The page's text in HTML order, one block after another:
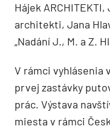
Hájek
architekti, Jana
„Nadání J., M. a Z.
V rámci vyhlásenia
prvej zastávky
prác. Výstava
miesta v rámci